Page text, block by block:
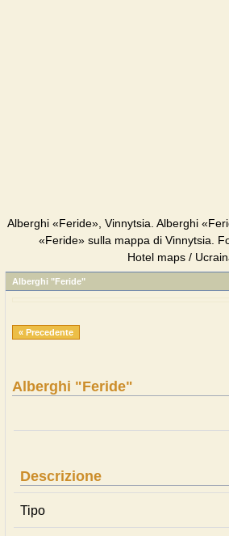
Alberghi «Feride», Vinnytsia. Alberghi
«Feride» sulla mappa di Vinnytsia.
Hotel maps /
Alberghi "Feride"
« Precedente
Alberghi "Feride"
Descrizione
Tipo